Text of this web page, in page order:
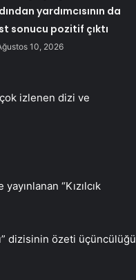
yardımcısının da
sonucu pozitif çıktı
10, 2026
izlenen dizi ve
“Kızılcık
dizisinin özeti üçüncülüğü